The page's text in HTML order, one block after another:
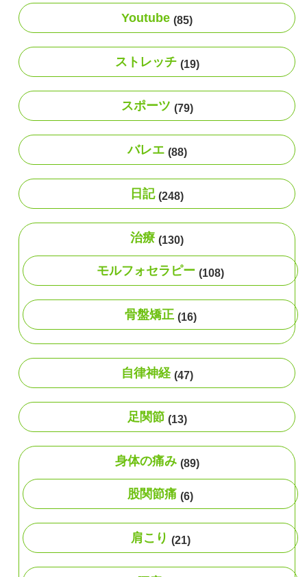
Youtube (85)
ストレッチ (19)
スポーツ (79)
バレエ (88)
日記 (248)
治療 (130)
モルフォセラピー (108)
骨盤矯正 (16)
自律神経 (47)
足関節 (13)
身体の痛み (89)
股関節痛 (6)
肩こり (21)